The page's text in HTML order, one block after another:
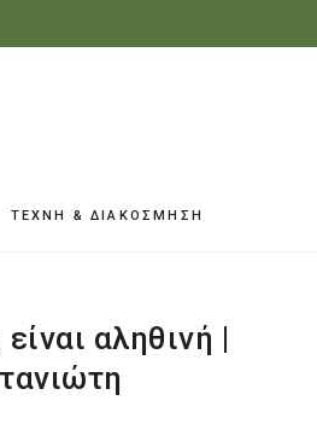
ΤΕΧΝΗ & ΔΙΑΚΟΣΜΗΣΗ
αληθινή |